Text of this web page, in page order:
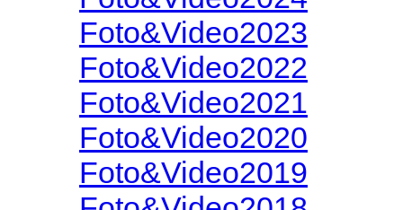
Foto&Video2023
Foto&Video2022
Foto&Video2021
Foto&Video2020
Foto&Video2019